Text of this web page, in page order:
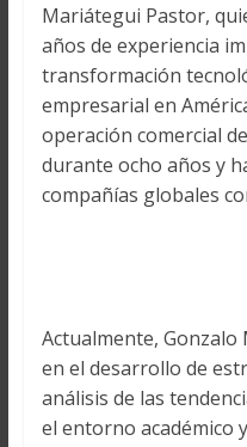
Mariátegui Pastor,
años de experiencia
transformación
empresarial en
operación comercial
durante ocho años y
compañías globales
Actualmente,
en el desarrollo de
análisis de las
el entorno académico